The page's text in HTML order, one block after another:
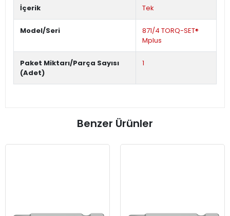
İçerik Tek
Model/Seri
871/4 TORQ-SET®
Mplus
Paket Miktarı/Parça Sayısı
(Adet)
1
Benzer Ürünler